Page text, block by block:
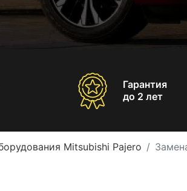
Гарантия
до 2 лет
Mitsubishi Pajero